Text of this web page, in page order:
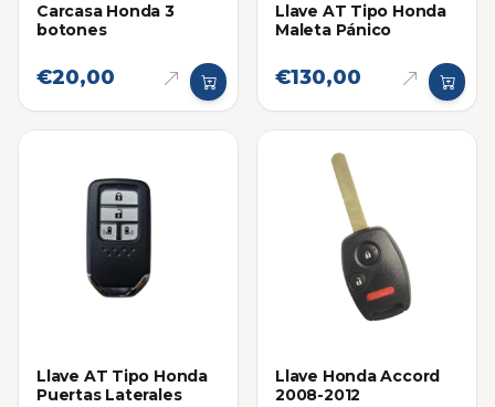
Carcasa Honda 3
botones
€20,00
Llave AT Tipo Honda
Maleta Pánico
€130,00
Llave AT Tipo Honda
Puertas Laterales
Llave Honda Accord
2008-2012